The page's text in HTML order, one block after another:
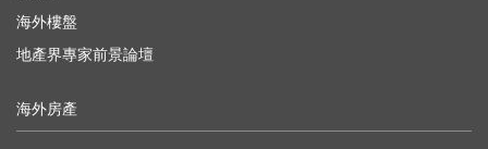
海外樓盤
地產界專家前景論壇
海外房產